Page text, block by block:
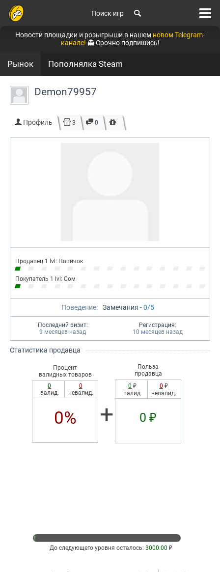
Поиск игр
Новости площадки и розыгрыши в нашем новом Telegram-
канале! 👻 Срочно подпишись!
Рынок Пополнялка Steam
Demon79957
Профиль 3 0
Продавец 1 lvl: Новичок
Покупатель 1 lvl: Сом
Поведение: Замечания -0/5
Последний визит:
9 месяцев назад
Регистрация:
10 месяцев назад
Статистика продавца
Процент
валидных товаров
0
валид.
0
невалид.
0% +
Польза
продавца
0 ₽
валид.
0 ₽
невалид.
0 ₽
До следующего уровня осталось: 3000.00 ₽